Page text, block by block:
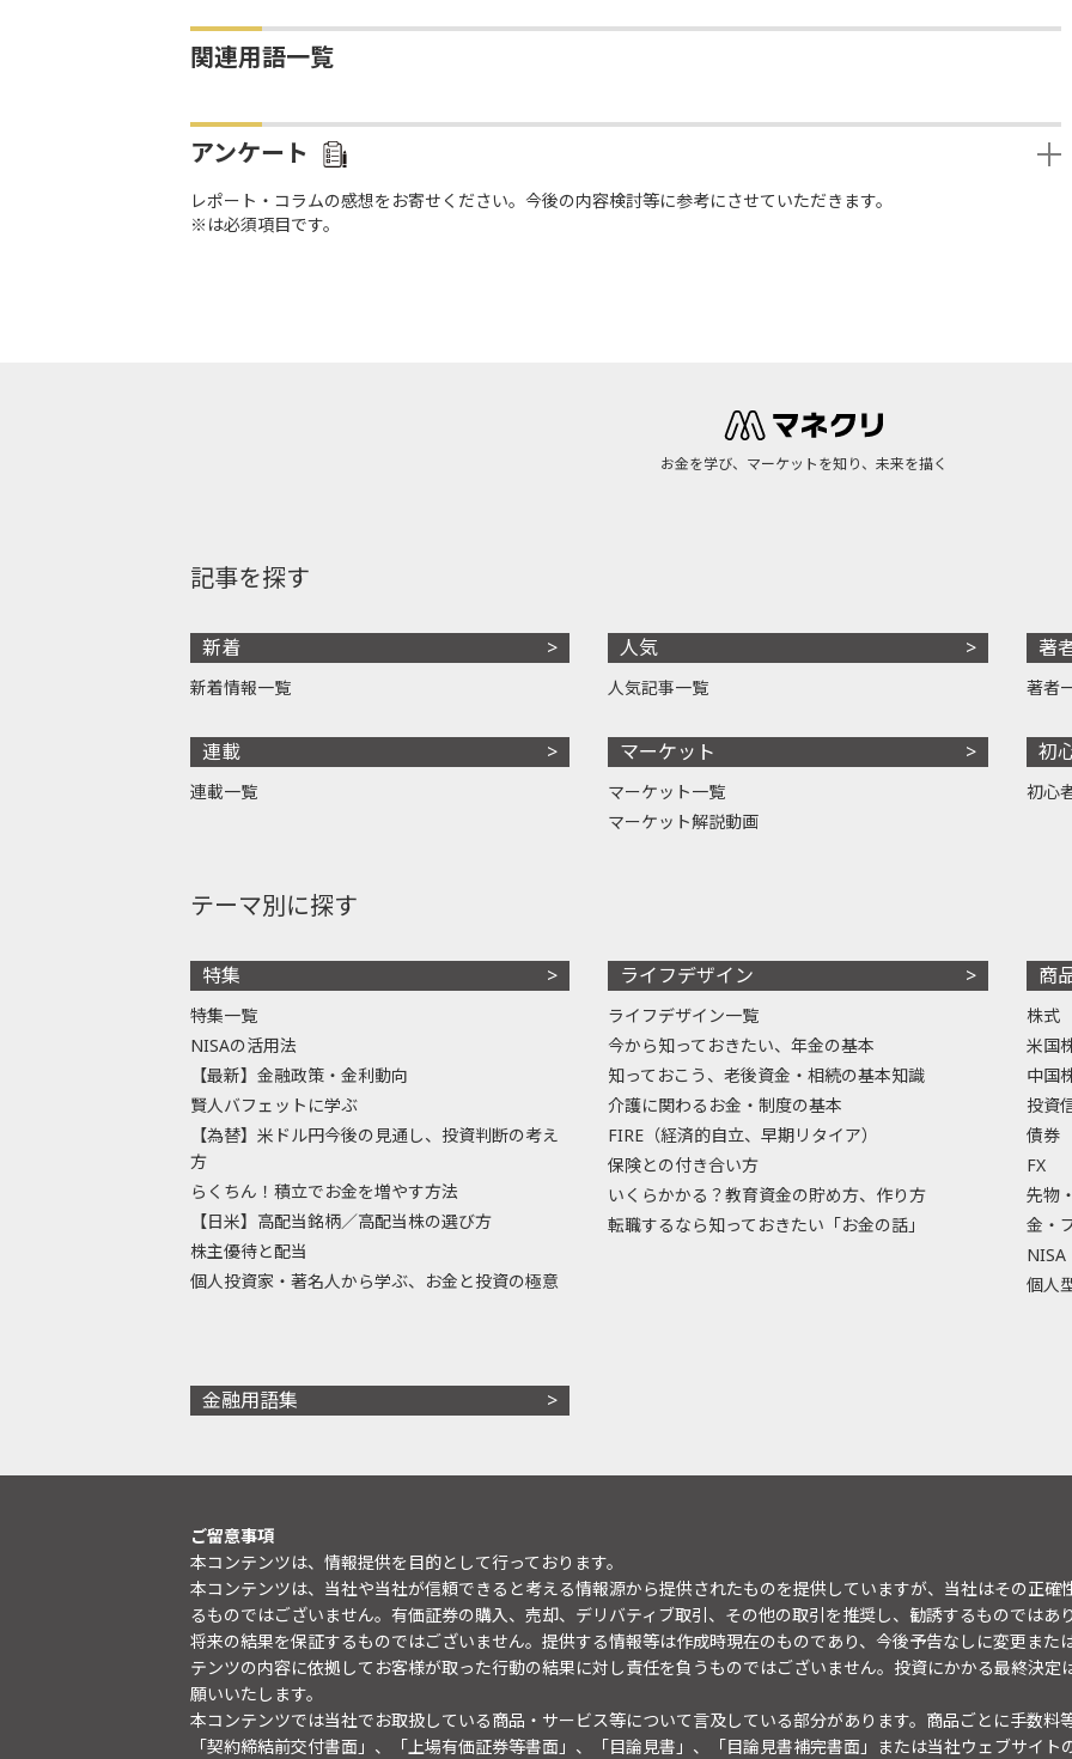
関連用語一覧
アンケート
レポート・コラムの感想をお寄せください。今後の内容検討等に参考にさせていただきます。
※は必須項目です。
お金を学び、マーケットを知り、未来を描く
記事を探す
新着
新着情報一覧
連載
連載一覧
人気
人気記事一覧
マーケット
マーケット一覧
マーケット解説動画
著
著者
初
初心
テーマ別に探す
特集
特集一覧
NISAの活用法
【最新】金融政策・金利動向
賢人バフェットに学ぶ
【為替】米ドル円今後の見通し、投資判断の考え
方
らくちん！積立でお金を増やす方法
【日米】高配当銘柄／高配当株の選び方
株主優待と配当
個人投資家・著名人から学ぶ、お金と投資の極意
ライフデザイン
ライフデザイン一覧
今から知っておきたい、年金の基本
知っておこう、老後資金・相続の基本知識
介護に関わるお金・制度の基本
FIRE（経済的自立、早期リタイア）
保険との付き合い方
いくらかかる？教育資金の貯め方、作り方
転職するなら知っておきたい「お金の話」
商
株式
米国
中国
投資
債券
FX
先物
金・
NISA
個人
金融用語集
ご留意事項
本コンテンツは、情報提供を目的として行っております。
本コンテンツは、当社や当社が信頼できると考える情報源から提供されたものを提供していますが、当社はその正
るものではございません。有価証券の購入、売却、デリバティブ取引、その他の取引を推奨し、勧誘するものでは
将来の結果を保証するものではございません。提供する情報等は作成時現在のものであり、今後予告なしに変更また
テンツの内容に依拠してお客様が取った行動の結果に対し責任を負うものではございません。投資にかかる最終決
願いいたします。
本コンテンツでは当社でお取扱している商品・サービス等について言及している部分があります。商品ごとに手数料
「契約締結前交付書面」、「上場有価証券等書面」、「目論見書」、「目論見書補完書面」または当社ウェブサイト